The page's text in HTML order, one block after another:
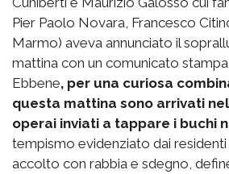
Pier Paolo Novara, Francesco
Marmo) aveva annunciato il
mattina con un comunicato
Ebbene, per una curiosa
questa mattina sono arrivati
operai inviati a tappare i buchi
tempismo evidenziato dai residenti
accolto con rabbia e sdegno,